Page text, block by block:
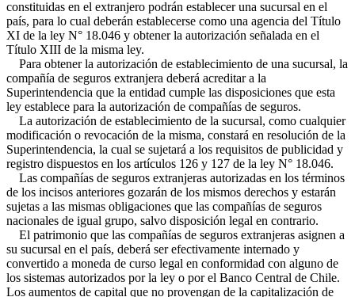
constituidas en el extranjero podrán establecer una sucursal en el
país, para lo cual deberán establecerse como una agencia del Título
XI de la ley N° 18.046 y obtener la autorización señalada en el
Título XIII de la misma ley.
Para obtener la autorización de establecimiento de una sucursal, la
compañía de seguros extranjera deberá acreditar a la
Superintendencia que la entidad cumple las disposiciones que esta
ley establece para la autorización de compañías de seguros.
La autorización de establecimiento de la sucursal, como cualquier
modificación o revocación de la misma, constará en resolución de la
Superintendencia, la cual se sujetará a los requisitos de publicidad y
registro dispuestos en los artículos 126 y 127 de la ley N° 18.046.
Las compañías de seguros extranjeras autorizadas en los términos
de los incisos anteriores gozarán de los mismos derechos y estarán
sujetas a las mismas obligaciones que las compañías de seguros
nacionales de igual grupo, salvo disposición legal en contrario.
El patrimonio que las compañías de seguros extranjeras asignen a
su sucursal en el país, deberá ser efectivamente internado y
convertido a moneda de curso legal en conformidad con alguno de
los sistemas autorizados por la ley o por el Banco Central de Chile.
Los aumentos de capital que no provengan de la capitalización de